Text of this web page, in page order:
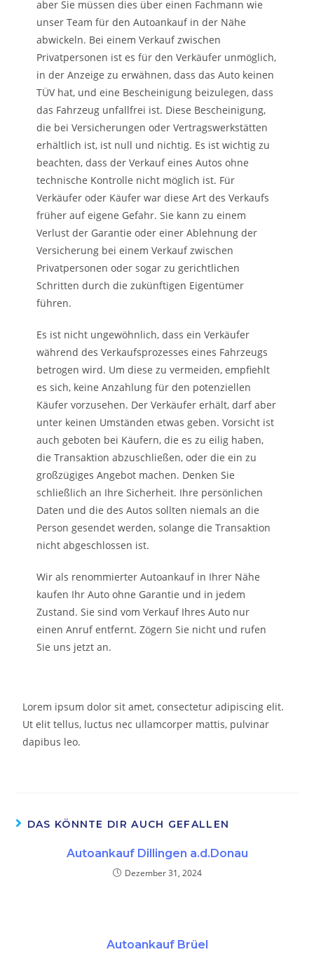
aber Sie müssen dies über einen Fachmann wie
unser Team für den Autoankauf in der Nähe
abwickeln. Bei einem Verkauf zwischen
Privatpersonen ist es für den Verkäufer unmöglich,
in der Anzeige zu erwähnen, dass das Auto keinen
TÜV hat, und eine Bescheinigung beizulegen, dass
das Fahrzeug unfallfrei ist. Diese Bescheinigung,
die bei Versicherungen oder Vertragswerkstätten
erhältlich ist, ist null und nichtig. Es ist wichtig zu
beachten, dass der Verkauf eines Autos ohne
technische Kontrolle nicht möglich ist. Für
Verkäufer oder Käufer war diese Art des Verkaufs
früher auf eigene Gefahr. Sie kann zu einem
Verlust der Garantie oder einer Ablehnung der
Versicherung bei einem Verkauf zwischen
Privatpersonen oder sogar zu gerichtlichen
Schritten durch die zukünftigen Eigentümer
führen.
Es ist nicht ungewöhnlich, dass ein Verkäufer
während des Verkaufsprozesses eines Fahrzeugs
betrogen wird. Um diese zu vermeiden, empfiehlt
es sich, keine Anzahlung für den potenziellen
Käufer vorzusehen. Der Verkäufer erhält, darf aber
unter keinen Umständen etwas geben. Vorsicht ist
auch geboten bei Käufern, die es zu eilig haben,
die Transaktion abzuschließen, oder die ein zu
großzügiges Angebot machen. Denken Sie
schließlich an Ihre Sicherheit. Ihre persönlichen
Daten und die des Autos sollten niemals an die
Person gesendet werden, solange die Transaktion
nicht abgeschlossen ist.
Wir als renommierter Autoankauf in Ihrer Nähe
kaufen Ihr Auto ohne Garantie und in jedem
Zustand. Sie sind vom Verkauf Ihres Auto nur
einen Anruf entfernt. Zögern Sie nicht und rufen
Sie uns jetzt an.
Lorem ipsum dolor sit amet, consectetur adipiscing elit.
Ut elit tellus, luctus nec ullamcorper mattis, pulvinar
dapibus leo.
DAS KÖNNTE DIR AUCH GEFALLEN
Autoankauf Dillingen a.d.Donau
Dezember 31, 2024
Autoankauf Brüel